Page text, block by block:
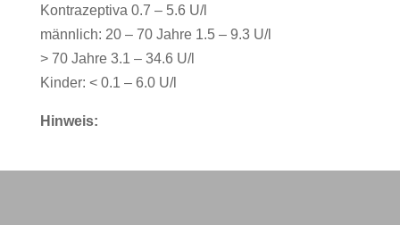
Kontrazeptiva 0.7 – 5.6 U/l
männlich: 20 – 70 Jahre 1.5 – 9.3 U/l
> 70 Jahre 3.1 – 34.6 U/l
Kinder: < 0.1 – 6.0 U/l
Hinweis: